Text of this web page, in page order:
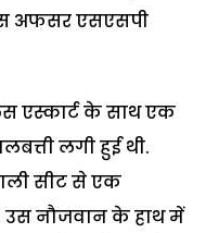
अफसर एसएसपी
एस्कार्ट के साथ एक
लगी हुई थी.
सीट से एक
नौजवान के हाथ में